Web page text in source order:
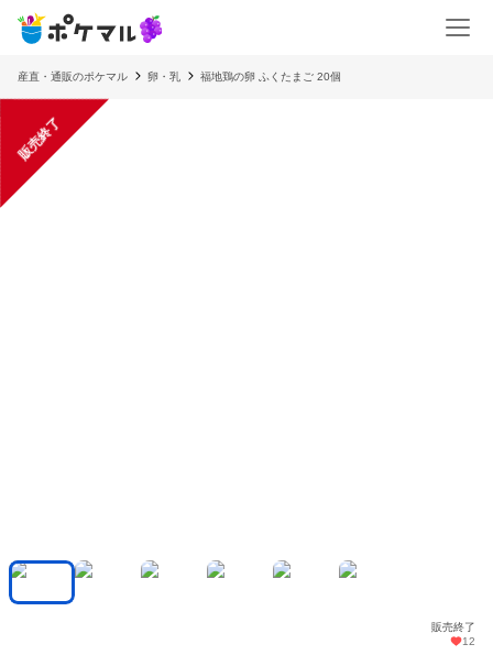
産直・通販のポケマル 卵・乳 福地鶏の卵 ふくたまご 20個
販売終了
販売終了
12